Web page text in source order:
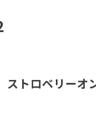
ストロベリーオ